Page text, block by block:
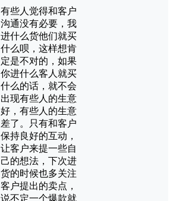
有些人觉得和客户
沟通没有必要，我
进什么货他们就买
什么呗，这样想肯
定是不对的，如果
你进什么客人就买
什么的话，就不会
出现有些人的生意
好，有些人的生意
差了。只有和客户
保持良好的互动，
让客户来提一些自
己的想法，下次进
货的时候也多关注
客户提出的卖点，
说不定一个爆款就